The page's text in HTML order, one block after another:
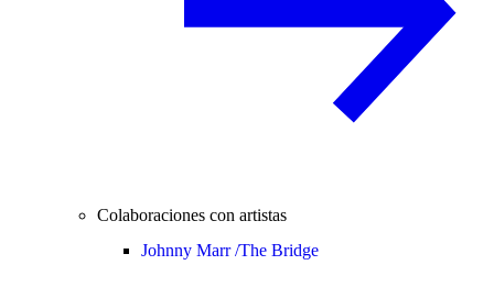
Colaboraciones con artistas
Johnny Marr /The Bridge